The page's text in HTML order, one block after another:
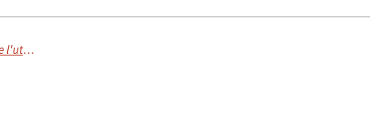
Stop het gebruik van melamine sponsjes - Arrète l'utilisation des éponges magiques